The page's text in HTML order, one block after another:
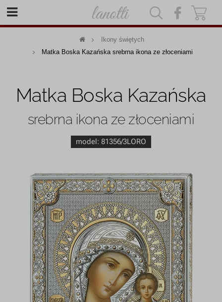
Ikony świętych
Matka Boska Kazańska srebrna ikona ze złoceniami
Matka Boska Kazańska
srebrna ikona ze złoceniami
model: 81356/3LORO